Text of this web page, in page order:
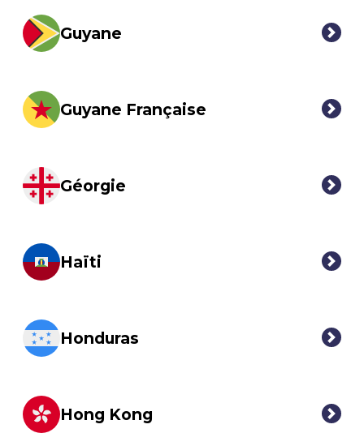
Guyane
Guyane Française
Géorgie
Haïti
Honduras
Hong Kong